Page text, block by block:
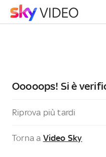
Ooooops! Si è
Riprova più tardi
Torna a Video Sky